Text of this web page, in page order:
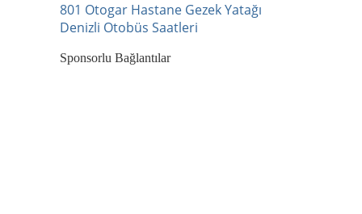
801 Otogar Hastane Gezek Yatağı
Denizli Otobüs Saatleri
Sponsorlu Bağlantılar